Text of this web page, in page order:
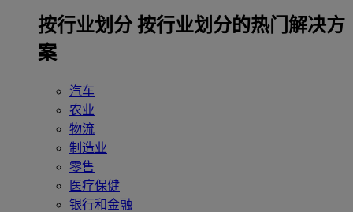
‌按行业划分 按行业划分的热门解决方
案
汽车
农业
物流
制造业
零售
医疗保健
银行和金融